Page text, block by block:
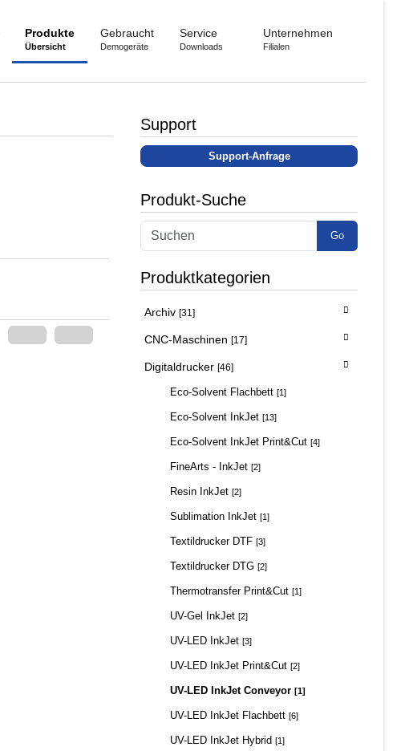
Produkte
Übersicht
Gebraucht
Demogeräte
Service
Downloads
Unternehmen
Filialen
Support
Support-Anfrage
Produkt-Suche
Go
Produktkategorien
Archiv [31]
CNC-Maschinen [17]
Digitaldrucker [46]
Eco-Solvent Flachbett [1]
Eco-Solvent InkJet [13]
Eco-Solvent InkJet Print&Cut [4]
FineArts - InkJet [2]
Resin InkJet [2]
Sublimation InkJet [1]
Textildrucker DTF [3]
Textildrucker DTG [2]
Thermotransfer Print&Cut [1]
UV-Gel InkJet [2]
UV-LED InkJet [3]
UV-LED InkJet Print&Cut [2]
UV-LED InkJet Conveyor [1]
UV-LED InkJet Flachbett [6]
UV-LED InkJet Hybrid [1]